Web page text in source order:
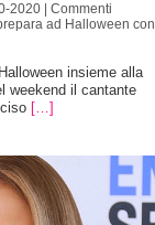
2020 | Commenti
ad Halloween con
insieme alla
weekend il cantante
[…]